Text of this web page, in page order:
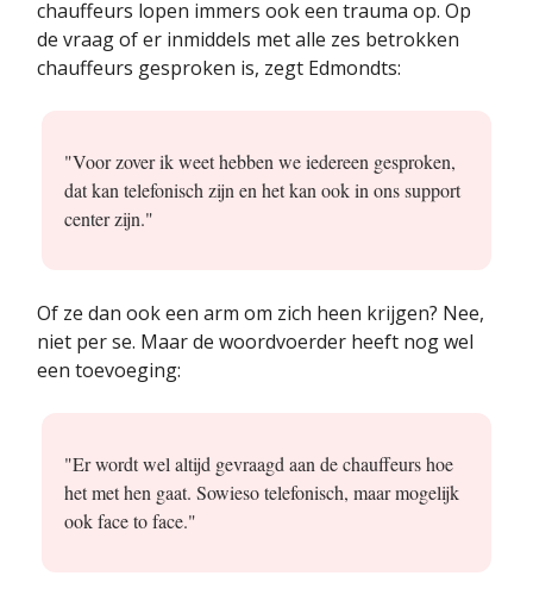
chauffeurs lopen immers ook een trauma op. Op
de vraag of er inmiddels met alle zes betrokken
chauffeurs gesproken is, zegt Edmondts:
"Voor zover ik weet hebben we iedereen gesproken,
dat kan telefonisch zijn en het kan ook in ons support
center zijn."
Of ze dan ook een arm om zich heen krijgen? Nee,
niet per se. Maar de woordvoerder heeft nog wel
een toevoeging:
"Er wordt wel altijd gevraagd aan de chauffeurs hoe
het met hen gaat. Sowieso telefonisch, maar mogelijk
ook face to face."